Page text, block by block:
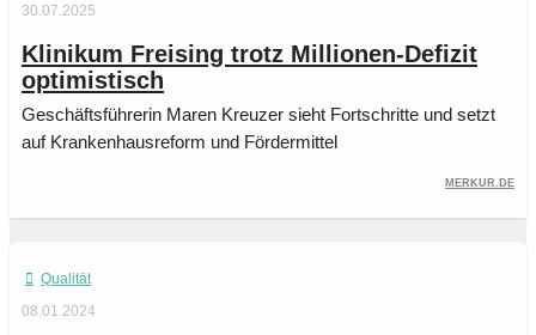
30.07.2025
Klinikum Freising trotz Millionen-Defizit
optimistisch
Geschäftsführerin Maren Kreuzer sieht Fortschritte und setzt
auf Krankenhausreform und Fördermittel
Merkur.de
Qualität
08.01.2024